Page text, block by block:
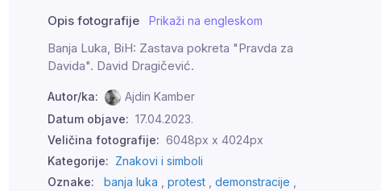
Opis fotografije Prikaži na engleskom
Banja Luka, BiH: Zastava pokreta "Pravda za
Davida". David Dragičević.
Autor/ka:
Ajdin Kamber
Datum objave: 17.04.2023.
Veličina fotografije: 6048px x 4024px
Kategorije: Znakovi i simboli
Oznake:
banja luka , protest , demonstracije ,